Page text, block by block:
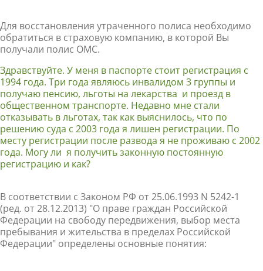
Для восстановления утраченного полиса необходимо
обратиться в страховую компанию, в которой Вы
получали полис ОМС.
Здравствуйте. У меня в паспорте стоит регистрация с
1994 года. Три года являюсь инвалидом 3 группы и
получаю пенсию, льготы на лекарства и проезд в
общественном транспорте. Недавно мне стали
отказывать в льготах, так как выяснилось, что по
решению суда с 2003 года я лишен регистрации. По
месту регистрации после развода я не проживаю с 2002
года. Могу ли я получить законную постоянную
регистрацию и как?
В соответствии с Законом РФ от 25.06.1993 N 5242-1
(ред. от 28.12.2013) "О праве граждан Российской
Федерации на свободу передвижения, выбор места
пребывания и жительства в пределах Российской
Федерации" определены основные понятия: